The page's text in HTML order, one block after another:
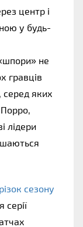
центр і
у будь-
не
гравців
серед яких
лідери
сезону
серії